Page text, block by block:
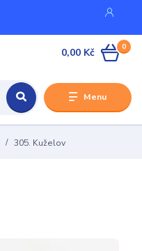
Menu
0
0,00 Kč
305. Kuželov